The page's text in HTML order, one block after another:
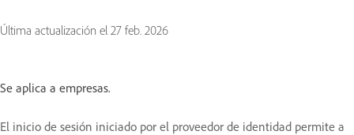
Última actualización el 27 feb. 2026
Se aplica a empresas.
El inicio de sesión iniciado por el proveedor de identidad permite a